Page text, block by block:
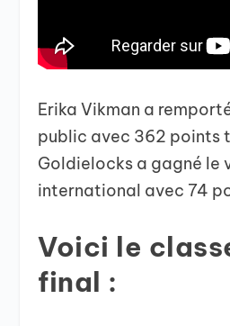
Erika Vikman a
public avec 362 points
Goldielocks a gagné le
international avec 74
Voici le
final :